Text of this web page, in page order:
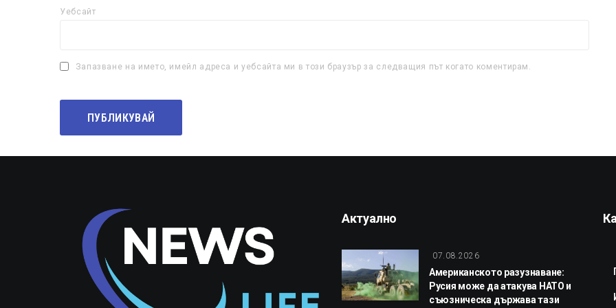
Уебсайт
Запазване на името, имейл адреса и уебсайта ми в този браузър за следващия път когато коментирам.
Актуално
07.08.2026
Американското разузнаване:
Русия може да атакува НАТО и
съюзническа държава тази